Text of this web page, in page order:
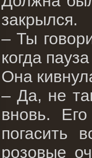
закрылся.
– Ты
когда
Она
– Да, не
вновь.
погасить
розовые